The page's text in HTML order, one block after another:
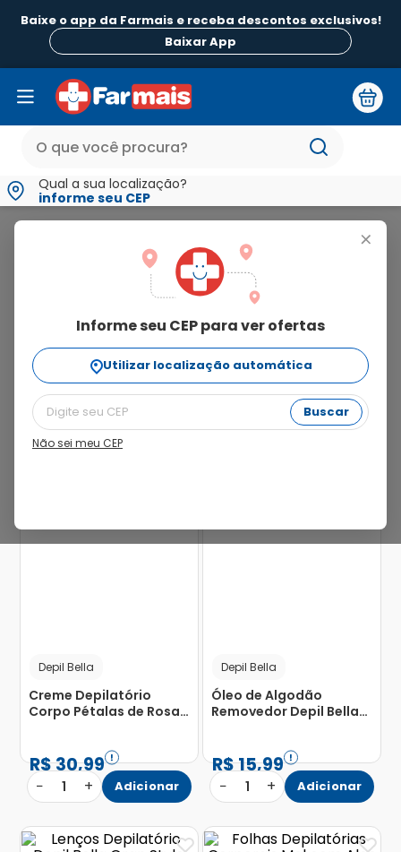
Baixe o app da Farmais e receba descontos exclusivos!
Baixar App
Qual a sua localização?
informe seu CEP
+
Informe seu CEP para ver ofertas
Utilizar localização automática
Buscar
Não sei meu CEP
depil
Ordenar Por
relevância
Depil Bella
Creme Depilatório
Corpo Pétalas de Rosas
R$30,99
− 1 + Adicionar
Depil Bella
Óleo de Algodão
Removedor Depil Bella
R$15,99
− 1 + Adicionar